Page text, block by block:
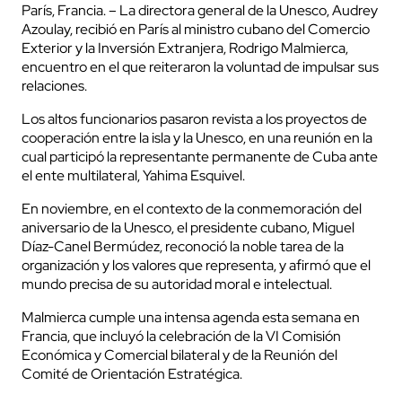
París, Francia. – La directora general de la Unesco, Audrey
Azoulay, recibió en París al ministro cubano del Comercio
Exterior y la Inversión Extranjera, Rodrigo Malmierca,
encuentro en el que reiteraron la voluntad de impulsar sus
relaciones.
Los altos funcionarios pasaron revista a los proyectos de
cooperación entre la isla y la Unesco, en una reunión en la
cual participó la representante permanente de Cuba ante
el ente multilateral, Yahima Esquivel.
En noviembre, en el contexto de la conmemoración del
aniversario de la Unesco, el presidente cubano, Miguel
Díaz-Canel Bermúdez, reconoció la noble tarea de la
organización y los valores que representa, y afirmó que el
mundo precisa de su autoridad moral e intelectual.
Malmierca cumple una intensa agenda esta semana en
Francia, que incluyó la celebración de la VI Comisión
Económica y Comercial bilateral y de la Reunión del
Comité de Orientación Estratégica.